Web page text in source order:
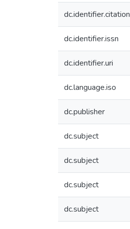
dc.identifier.citation
dc.identifier.issn
dc.identifier.uri
dc.language.iso
dc.publisher
dc.subject
dc.subject
dc.subject
dc.subject